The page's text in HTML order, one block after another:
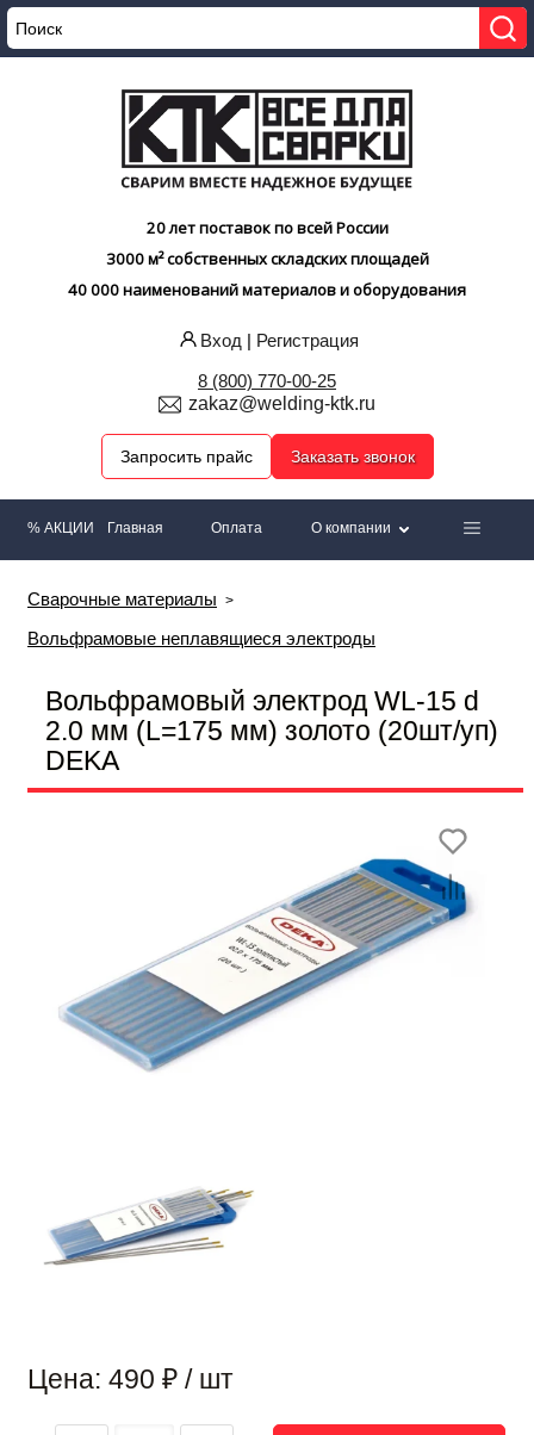
20 лет поставок по всей России
3000 м² собственных складских площадей
40 000 наименований материалов и оборудования
Вход | Регистрация
8 (800) 770-00-25
zakaz@welding-ktk.ru
Запросить прайс Заказать звонок
% АКЦИИ Главная Оплата О компании
Сварочные материалы
Вольфрамовые неплавящиеся электроды
Вольфрамовый электрод WL-15 d
2.0 мм (L=175 мм) золото (20шт/уп)
DEKA
Цена: 490 ₽ / шт